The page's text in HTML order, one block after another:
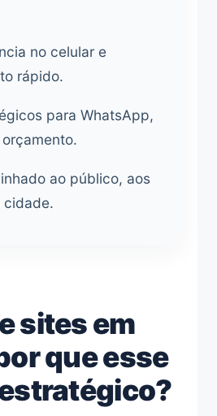
no celular e
rápido.
para WhatsApp,
ao público, aos
cidade.
sites em
que esse